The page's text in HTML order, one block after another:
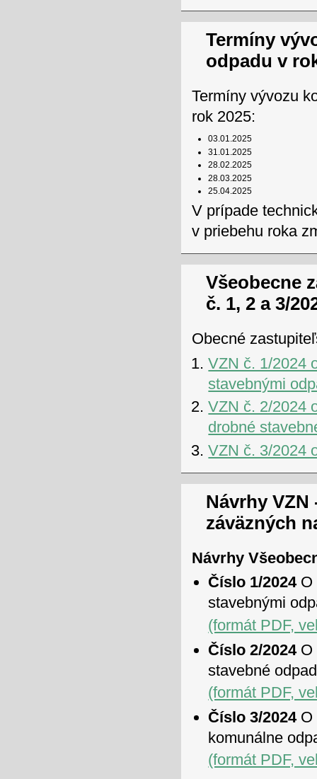
Termíny
odpadu v
Termíny vývozu
rok 2025:
03.01.2025
31.01.2025
28.02.2025
28.03.2025
25.04.2025
V prípade
v priebehu roka
Všeobecne
č. 1, 2 a 3/
Obecné
VZN č. 1/2024
stavebnými
VZN č. 2/2024
drobné
VZN č. 3/2024
Návrhy VZN
záväzných
Návrhy
Číslo 1/2024O
stavebnými
(formát PDF,
Číslo 2/2024O
stavebné
(formát PDF,
Číslo 3/2024O
komunálne
(formát PDF,